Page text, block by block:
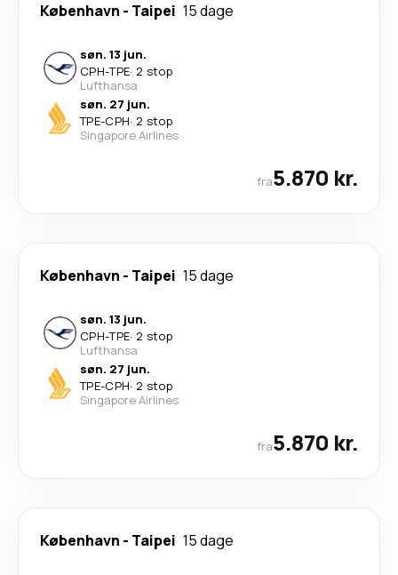
København - Taipei 15 dage
søn. 13 jun.
CPH-TPE· 2 stop
Lufthansa
søn. 27 jun.
TPE-CPH· 2 stop
Singapore Airlines
fra5.870 kr.
København - Taipei 15 dage
søn. 13 jun.
CPH-TPE· 2 stop
Lufthansa
søn. 27 jun.
TPE-CPH· 2 stop
Singapore Airlines
fra5.870 kr.
København - Taipei 15 dage